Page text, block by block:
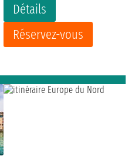
Détails
Réservez-vous